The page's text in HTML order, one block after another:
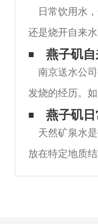
日常饮用水
还是烧开自来
们常说五天不
中，我们可以
如果身体缺水
能滋
燕子矶
南京送水公
发烧的经历。
喝温开水，这
排出体内炎症
人真的很重要
以
燕子矶
天然矿泉水
放在特定地质
特殊的化学成